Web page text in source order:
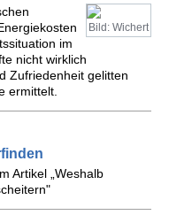
Bild: Wichert
im
nicht wirklich
Zufriedenheit gelitten
ermittelt.
Artikel „Weshalb